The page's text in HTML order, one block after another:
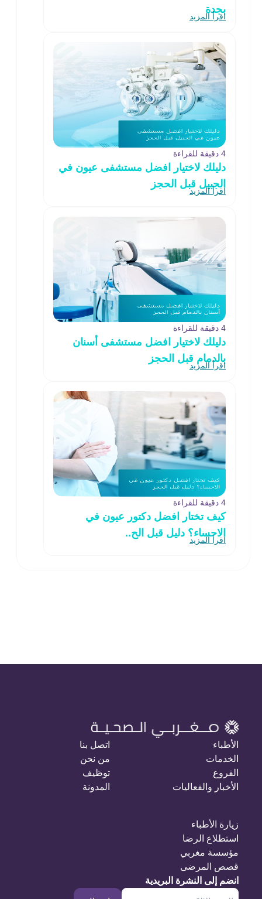
بجدة
اقرأ المزيد
4 دقيقة للقراءة
دليلك لاختيار افضل مستشفى عيون في
الجبيل قبل الحجز
اقرأ المزيد
4 دقيقة للقراءة
دليلك لاختيار افضل مستشفى أسنان
بالدمام قبل الحجز
اقرأ المزيد
4 دقيقة للقراءة
كيف تختار افضل دكتور عيون في
الاحساء؟ دليل قبل الح..
اقرأ المزيد
الأطباء
الخدمات
الفروع
الأخبار والفعاليات
اتصل بنا
من نحن
توظيف
المدونة
زيارة الأطباء
استطلاع الرضا
مؤسسة مغربي
قصص المرضى
انضم إلى النشرة البريدية